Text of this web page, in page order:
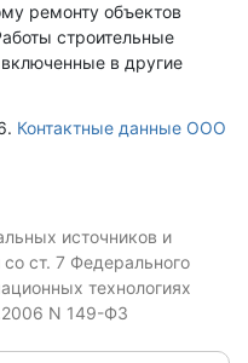
ремонту объектов
строительные
в другие
Контактные данные ООО
источников и
со ст. 7 Федерального
технологиях
N 149-ФЗ